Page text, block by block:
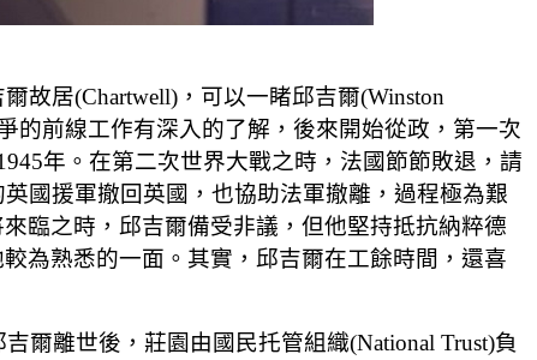
故居(Chartwell)，可以一睹邱吉爾(Winston
的前線工作有深入的了解，後來開始從政，第一次
年。在第二次世界大戰之時，法國節節敗退，請
國援軍撤回英國，也協助法軍撤離，過程極為艱
臨之時，邱吉爾備受非議，但他堅持抵抗納粹德
為熟悉的一面。其實，邱吉爾在工餘時間，還喜
爾離世後，莊園由國民托管組織(National Trust)負